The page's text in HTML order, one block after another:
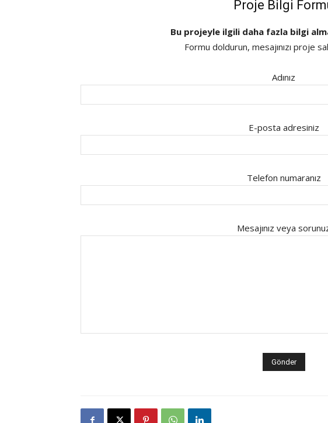
Proje Bilgi
Bu projeyle ilgili daha fazla bilgi
Formu doldurun, mesajınızı proje
Adınız
E-posta adresiniz
Telefon numaranız
Mesajınız veya